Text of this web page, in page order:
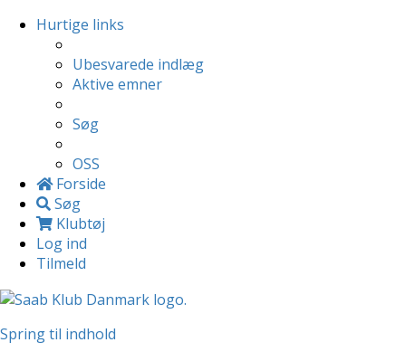
Hurtige links
Ubesvarede indlæg
Aktive emner
Søg
OSS
Forside
Søg
Klubtøj
Log ind
Tilmeld
Spring til indhold